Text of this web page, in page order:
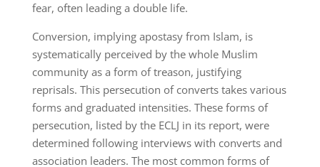
fear, often leading a double life.
Conversion, implying apostasy from Islam, is
systematically perceived by the whole Muslim
community as a form of treason, justifying
reprisals. This persecution of converts takes various
forms and graduated intensities. These forms of
persecution, listed by the ECLJ in its report, were
determined following interviews with converts and
association leaders. The most common forms of